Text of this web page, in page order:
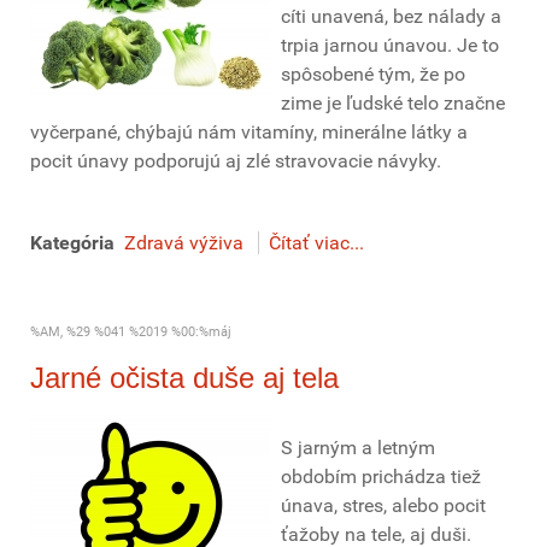
cíti unavená, bez nálady a
trpia jarnou únavou. Je to
spôsobené tým, že po
zime je ľudské telo značne
vyčerpané, chýbajú nám vitamíny, minerálne látky a
pocit únavy podporujú aj zlé stravovacie návyky.
Kategória Zdravá výživa Čítať viac...
%AM, %29 %041 %2019 %00:%máj
Jarné očista duše aj tela
S jarným a letným
obdobím prichádza tiež
únava, stres, alebo pocit
ťažoby na tele, aj duši.